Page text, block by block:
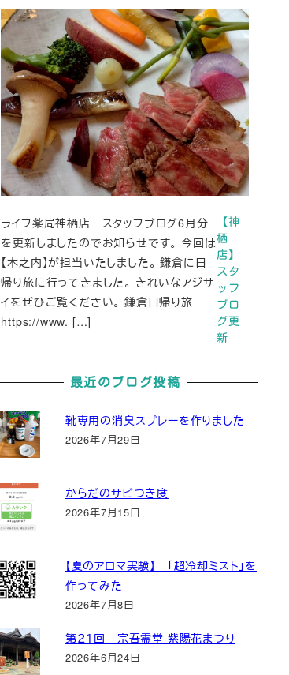
【神
栖
店】
スタ
ッフ
ブロ
グ更
新
ライフ薬局神栖店 スタッフブログ6月分
を更新しましたのでお知らせです。 今回は
【木之内】が担当いたしました。 鎌倉に日
帰り旅に行ってきました。 きれいなアジサ
イをぜひご覧ください。 鎌倉日帰り旅
https://www. […]
最近のブログ投稿
靴専用の消臭スプレーを作りました
2026年7月29日
からだのサビつき度
2026年7月15日
【夏のアロマ実験】 「超冷却ミスト」を
作ってみた
2026年7月8日
第２１回 宗吾霊堂 紫陽花まつり
2026年6月24日